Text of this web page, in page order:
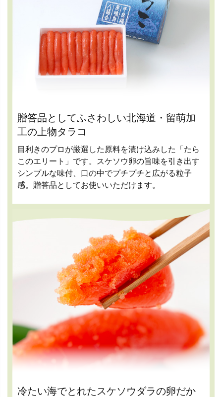
贈答品としてふさわしい北海道・留萌加
工の上物タラコ
目利きのプロが厳選した原料を漬け込みした「たら
このエリート」です。スケソウ卵の旨味を引き出す
シンプルな味付、口の中でプチプチと広がる粒子
感。贈答品としてお使いいただけます。
冷たい海でとれたスケソウダラの卵だか